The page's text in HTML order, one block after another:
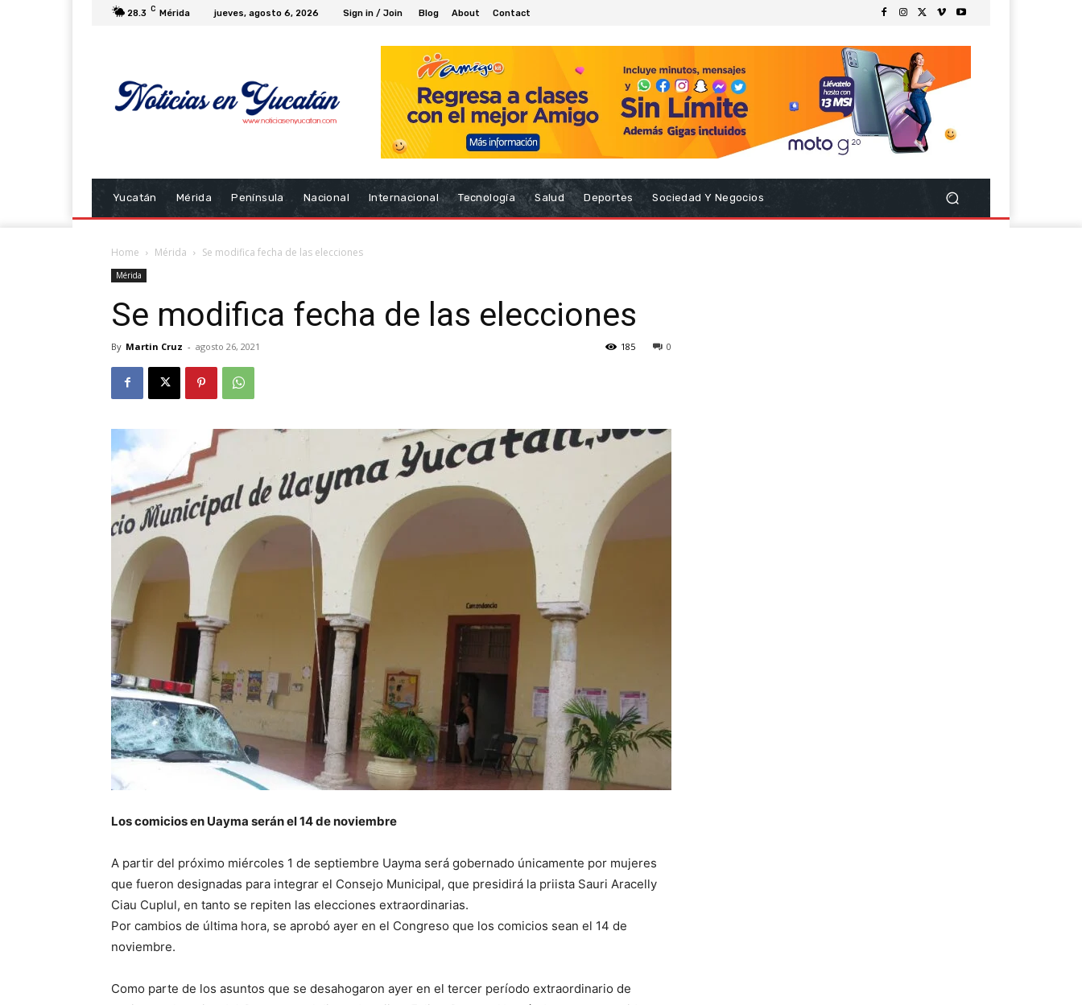
28.3 C Mérida jueves, agosto 6, 2026 Sign in / Join Blog About Contact
Yucatán Mérida Península Nacional Internacional Tecnología Salud Deportes Sociedad Y Negocios
Home Mérida Se modifica fecha de las elecciones
Mérida
Se modifica fecha de las elecciones
By Martin Cruz - agosto 26, 2021 0
185
Los comicios en Uayma serán el 14 de noviembre
A partir del próximo miércoles 1 de septiembre Uayma será gobernado únicamente por mujeres
que fueron designadas para integrar el Consejo Municipal, que presidirá la priista Sauri Aracelly
Ciau Cuplul, en tanto se repiten las elecciones extraordinarias.
Por cambios de última hora, se aprobó ayer en el Congreso que los comicios sean el 14 de
noviembre.
Como parte de los asuntos que se desahogaron ayer en el tercer período extraordinario de